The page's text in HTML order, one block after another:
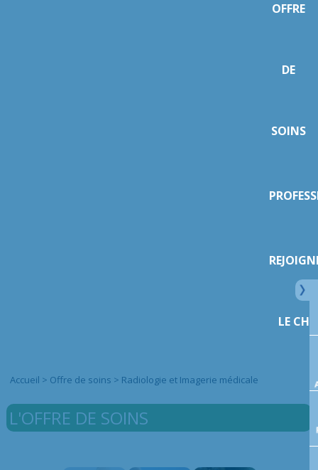
OFFRE
DE
SOINS
LE
Accueil > Offre de soins > Radiologie et Imagerie médicale
L'OFFRE DE SOINS